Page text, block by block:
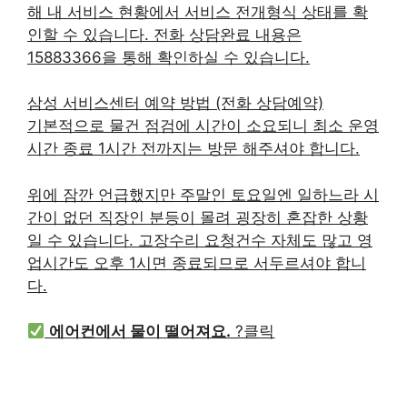
해 내 서비스 현황에서 서비스 전개형식 상태를 확
인할 수 있습니다. 전화 상담완료 내용은
15883366을 통해 확인하실 수 있습니다.
삼성 서비스센터 예약 방법 (전화 상담예약)
기본적으로 물건 점검에 시간이 소요되니 최소 운영
시간 종료 1시간 전까지는 방문 해주셔야 합니다.
위에 잠깐 언급했지만 주말인 토요일엔 일하느라 시
간이 없던 직장인 분등이 몰려 굉장히 혼잡한 상황
일 수 있습니다. 고장수리 요청건수 자체도 많고 영
업시간도 오후 1시면 종료되므로 서두르셔야 합니
다.
에어컨에서 물이 떨어져요. ?클릭